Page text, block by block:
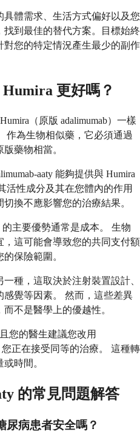
體需求、生活方式偏好以及您
到最佳的替代方案。目標始終
您的特定情況產生最少的副作
更好嗎？
（原版 adalimumab）一樣
作為生物相似藥，它必須通過
藥物相當。
aaty 能夠提供與 Humira
活性成分及其在您體內的作用
換不應影響您的治療結果。
的主要優勢通常是成本。 生物
這可能會導致您的共同支付額
保險範圍。
種，這取決於注射裝置設計、
覺等因素。 然而，這些差異
不是醫學上的優越性。
您的醫生建議您改用
您正在接受同等的治療。 這種轉
時間。
的常見問題解答
尿病患者安全嗎？